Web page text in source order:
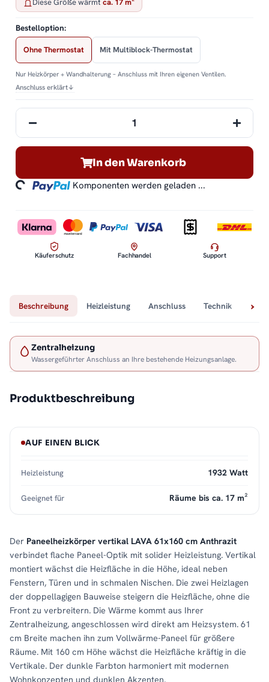
Diese Größe wärmt ca. 17 m²
Bestelloption:
Ohne Thermostat Mit Multiblock-Thermostat
Nur Heizkörper + Wandhalterung – Anschluss mit Ihren eigenen Ventilen.
Anschluss erklärt↓
In den Warenkorb
Komponenten werden geladen ...
Käuferschutz Fachhandel Support
Beschreibung Heizleistung Anschluss Technik
Zentralheizung
Wassergeführter Anschluss an Ihre bestehende Heizungsanlage.
Produktbeschreibung
Der Paneelheizkörper vertikal LAVA 61x160 cm Anthrazit
verbindet flache Paneel-Optik mit solider Heizleistung. Vertikal
montiert wächst die Heizfläche in die Höhe, ideal neben
Fenstern, Türen und in schmalen Nischen. Die zwei Heizlagen
der doppellagigen Bauweise steigern die Heizfläche, ohne die
Front zu verbreitern. Die Wärme kommt aus Ihrer
Zentralheizung, angeschlossen wird direkt am Heizsystem. 61
cm Breite machen ihn zum Vollwärme-Paneel für größere
Räume. Mit 160 cm Höhe wächst die Heizfläche kräftig in die
Vertikale. Der dunkle Farbton harmoniert mit modernen
Wohnkonzepten und dunklen Akzenten.
AUF EINEN BLICK
Heizleistung 1932 Watt
Geeignet für Räume bis ca. 17 m²